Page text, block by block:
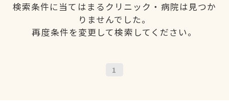
検索条件に当てはまるクリニック・病院は見つか
りませんでした。
再度条件を変更して検索してください。
1